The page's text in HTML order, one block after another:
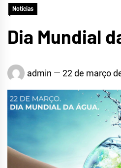
Notícias
Dia Mundial
admin 22 de março